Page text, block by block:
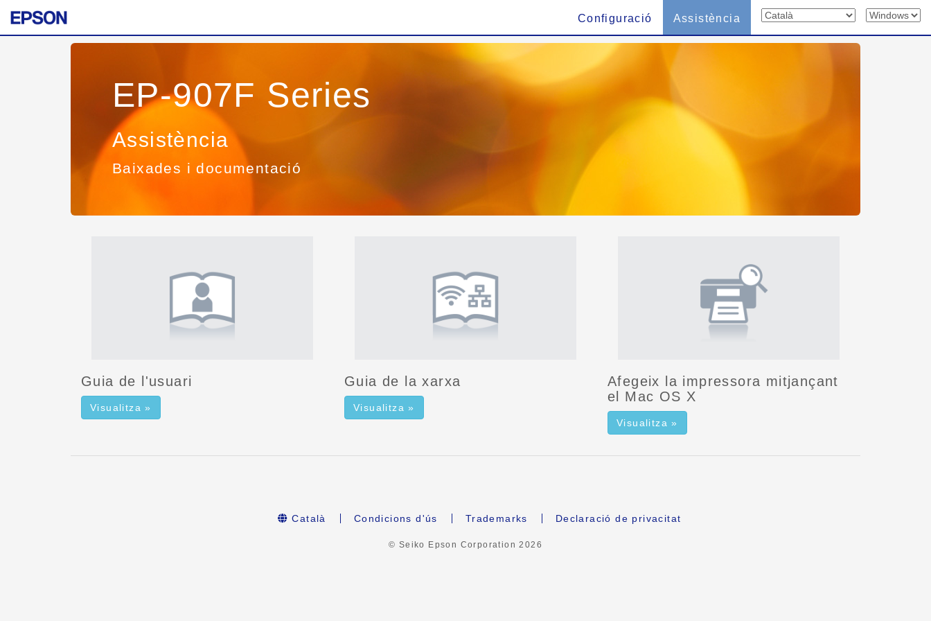
Configuració Assistència
EP-907F Series
Assistència
Baixades i documentació
Guia de l'usuari
Visualitza »
Guia de la xarxa
Visualitza »
Afegeix la impressora mitjançant
el Mac OS X
Visualitza »
Català Condicions d'ús Trademarks Declaració de privacitat
© Seiko Epson Corporation 2026